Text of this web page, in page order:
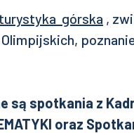
turystyka górska ,
są spotkania z
oraz